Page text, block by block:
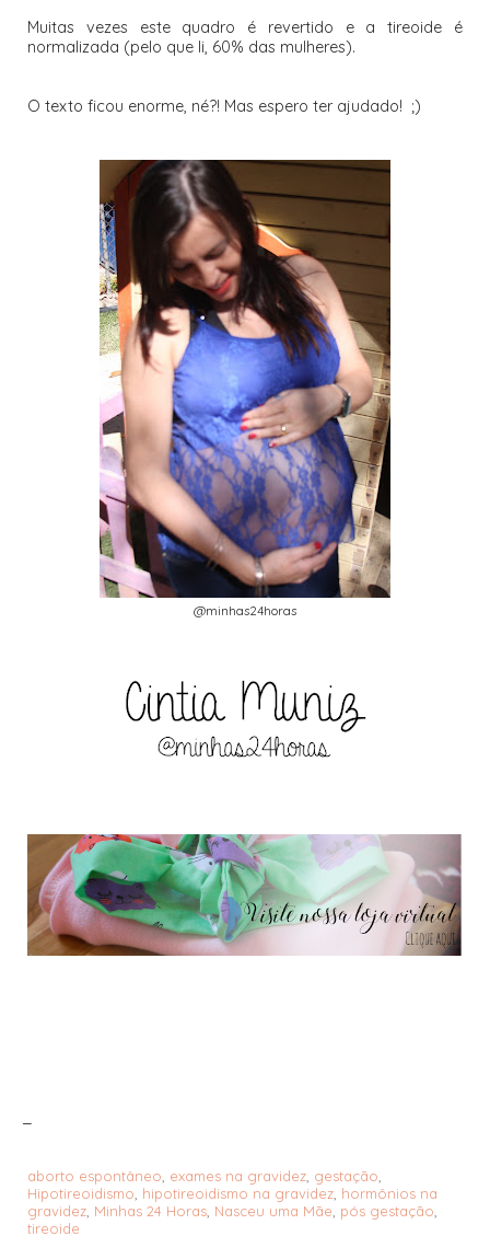
Muitas vezes este quadro é revertido e a tireoide é
normalizada (pelo que li, 60% das mulheres).
O texto ficou enorme, né?! Mas espero ter ajudado! ;)
@minhas24horas
aborto espontâneo exames na gravidez gestação
Hipotireoidismo hipotireoidismo na gravidez hormônios na
gravidez Minhas 24 Horas Nasceu uma Mãe pós gestação
tireoide